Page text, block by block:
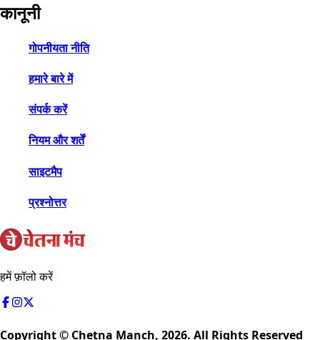
कानूनी
गोपनीयता नीति
हमारे बारे में
संपर्क करें
नियम और शर्तें
साइटमैप
प्रश्नोत्तर
हमें फ़ॉलो करें
Copyright © Chetna Manch, 2026. All Rights Reserved